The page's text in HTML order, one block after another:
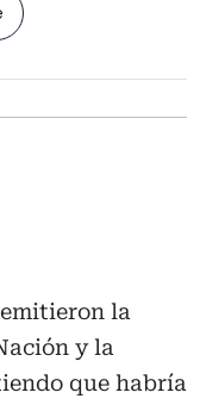
la
y la
que habría